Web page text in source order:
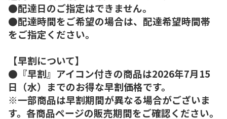
●配達日のご指定はできません。
●配達時間をご希望の場合は、配達希望時間帯
をご指定ください。
【早割について】
●『早割』アイコン付きの商品は2026年7月15
日（水）までのお得な早割価格です。
※一部商品は早割期間が異なる場合がございま
す。各商品ページの販売期間をご確認ください。